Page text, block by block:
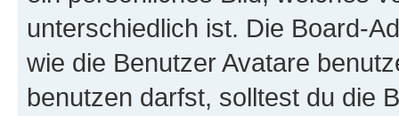
unterschiedlich ist. Die Board-
wie die Benutzer Avatare
benutzen darfst, solltest du die